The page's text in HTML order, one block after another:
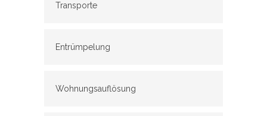
Transporte
Entrümpelung
Wohnungsauflösung